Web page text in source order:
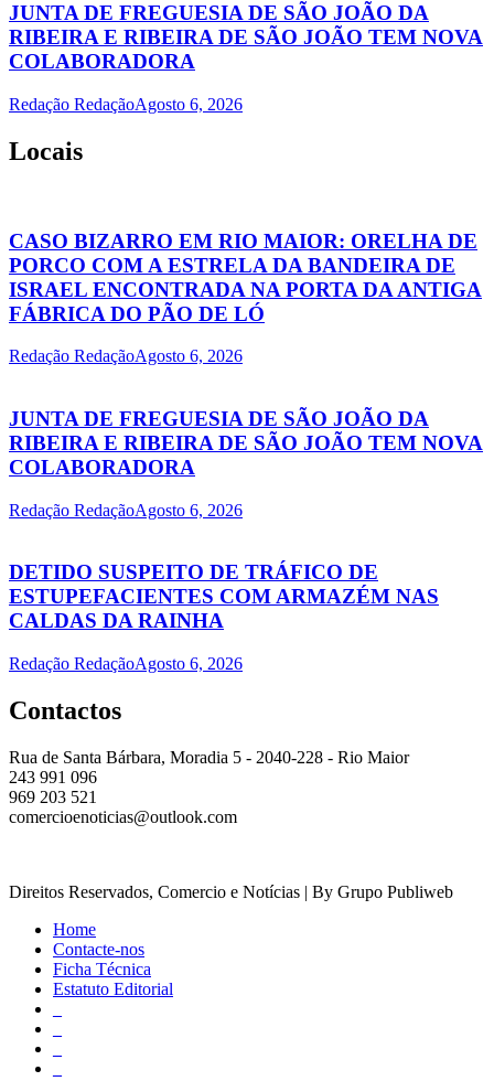
JUNTA DE FREGUESIA DE SÃO JOÃO DA
RIBEIRA E RIBEIRA DE SÃO JOÃO TEM NOVA
COLABORADORA
Redação RedaçãoAgosto 6, 2026
Locais
CASO BIZARRO EM RIO MAIOR: ORELHA DE
PORCO COM A ESTRELA DA BANDEIRA DE
ISRAEL ENCONTRADA NA PORTA DA ANTIGA
FÁBRICA DO PÃO DE LÓ
Redação RedaçãoAgosto 6, 2026
JUNTA DE FREGUESIA DE SÃO JOÃO DA
RIBEIRA E RIBEIRA DE SÃO JOÃO TEM NOVA
COLABORADORA
Redação RedaçãoAgosto 6, 2026
DETIDO SUSPEITO DE TRÁFICO DE
ESTUPEFACIENTES COM ARMAZÉM NAS
CALDAS DA RAINHA
Redação RedaçãoAgosto 6, 2026
Contactos
Rua de Santa Bárbara, Moradia 5 - 2040-228 - Rio Maior
243 991 096
969 203 521
comercioenoticias@outlook.com
Direitos Reservados, Comercio e Notícias | By Grupo Publiweb
Home
Contacte-nos
Ficha Técnica
Estatuto Editorial